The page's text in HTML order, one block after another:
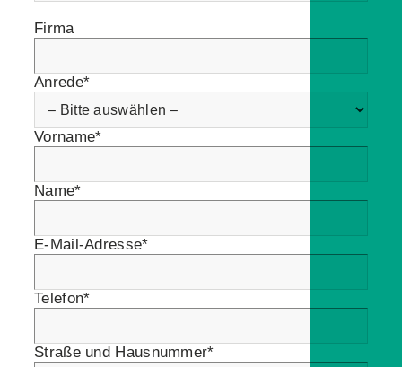
Firma
Anrede*
Vorname*
Name*
E-Mail-Adresse*
Telefon*
Straße und Hausnummer*